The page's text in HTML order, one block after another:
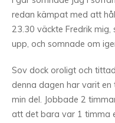
redan kämpat med att
23.30 väckte Fredrik
upp, och somnade om
Sov dock oroligt och
denna dagen har varit
min del. Jobbade 2
att det bara var 1 timma